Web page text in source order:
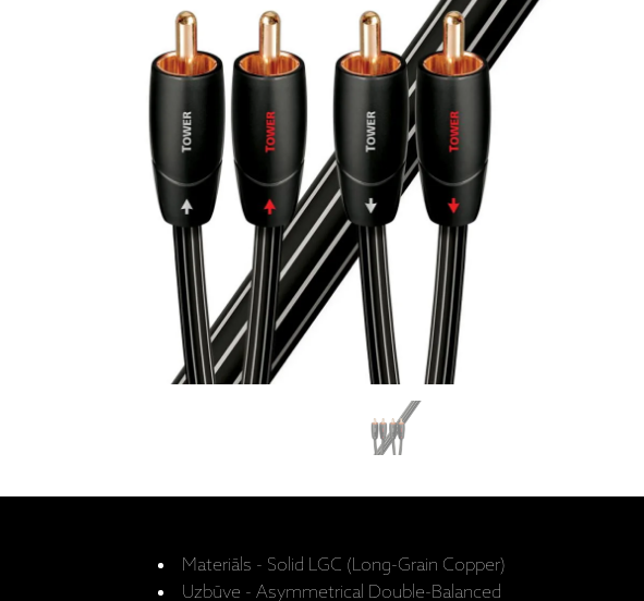
Materiāls - Solid LGC (Long-Grain Copper)
Uzbūve - Asymmetrical Double-Balanced